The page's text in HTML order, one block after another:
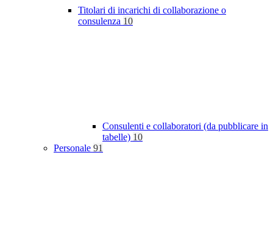
Titolari di incarichi di collaborazione o
consulenza 10
Consulenti e collaboratori (da pubblicare in
tabelle) 10
Personale 91